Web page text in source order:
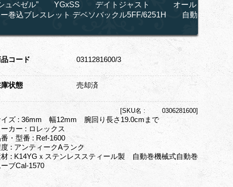
シュベゼル” YGxSS デイトジャスト オール
ブレスレット デベソバックル5FF/6251H 自動
コード 0311281600/3
状態 売却済
[SKU名 : 0306281600]
イズ : 36mm 幅12mm 腕回り長さ19.0cmまで
ーカー : ロレックス
・型番 : Ref-1600
度 : アンティークAランク
: K14YGｘステンレススティール製 自動巻機械式自動巻
ーブCal-1570